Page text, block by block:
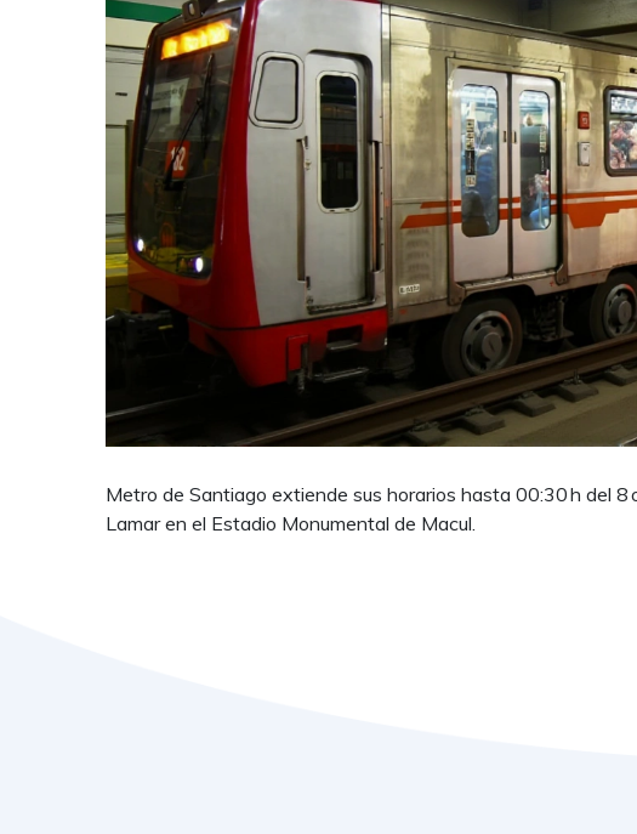
Metro de Santiago extiende sus horarios hasta 00:30 h del
Lamar en el Estadio Monumental de Macul.